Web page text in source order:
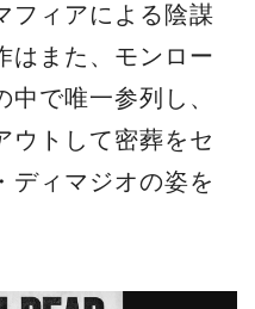
フィアによる陰謀
はまた、モンロー
で唯一参列し、
ウトして密葬をセ
ディマジオの姿を